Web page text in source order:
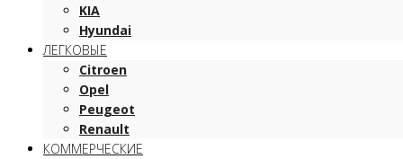
KIA
Hyundai
ЛЕГКОВЫЕ
Citroen
Opel
Peugeot
Renault
КОММЕРЧЕСКИЕ